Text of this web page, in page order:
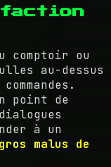
comptoir ou
au-dessus
point de
à un
gros malus de